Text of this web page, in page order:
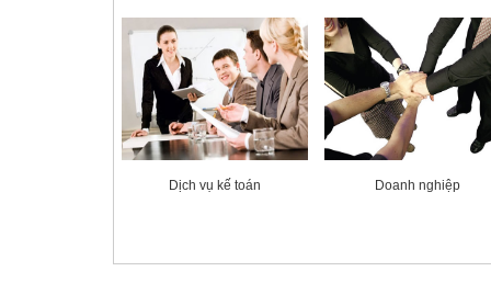
Dịch vụ kế toán Doanh nghiệp